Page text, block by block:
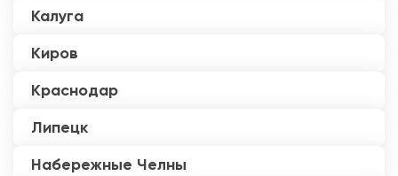
Калуга
Киров
Краснодар
Липецк
Набережные Челны